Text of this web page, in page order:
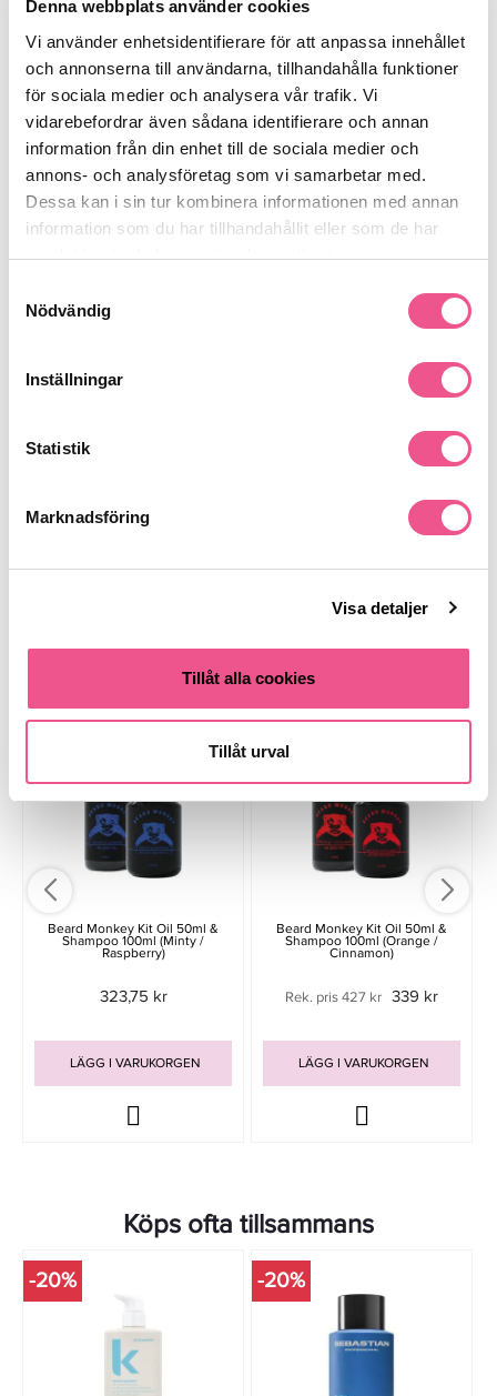
Denna webbplats använder cookies
Vi använder enhetsidentifierare för att anpassa innehållet
och annonserna till användarna, tillhandahålla funktioner
för sociala medier och analysera vår trafik. Vi
vidarebefordrar även sådana identifierare och annan
information från din enhet till de sociala medier och
annons- och analysföretag som vi samarbetar med.
Dessa kan i sin tur kombinera informationen med annan
information som du har tillhandahållit eller som de har
samlat in när du har använt deras tjänster.
Nödvändig
Inställningar
Statistik
Marknadsföring
Visa detaljer
Tillåt alla cookies
Tillåt urval
under skägget.
Daglig användning:Mild formula som passar alla
skäggtyper.
Perfekt present:Stilfull förpackning och unik doftprofil.
Passar dig som
Söker ett set som ger både rengöring och återfuktning.
Se mer
Recensioner
Finns i:
Liknande produkter
Beard Monkey Kit Oil 50ml &
Shampoo 100ml (Minty /
Raspberry)
323,75 kr
LÄGG I VARUKORGEN
Beard Monkey Kit Oil 50ml &
Shampoo 100ml (Orange /
Cinnamon)
Rek. pris 427 kr 339 kr
LÄGG I VARUKORGEN
Köps ofta tillsammans
-20% -20%